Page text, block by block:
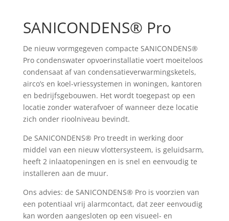
SANICONDENS® Pro
De nieuw vormgegeven compacte SANICONDENS®
Pro condenswater opvoerinstallatie voert moeiteloos
condensaat af van condensatieverwarmingsketels,
airco’s en koel-vriessystemen in woningen, kantoren
en bedrijfsgebouwen. Het wordt toegepast op een
locatie zonder waterafvoer of wanneer deze locatie
zich onder rioolniveau bevindt.
De SANICONDENS® Pro treedt in werking door
middel van een nieuw vlottersysteem, is geluidsarm,
heeft 2 inlaatopeningen en is snel en eenvoudig te
installeren aan de muur.
Ons advies: de SANICONDENS® Pro is voorzien van
een potentiaal vrij alarmcontact, dat zeer eenvoudig
kan worden aangesloten op een visueel- en